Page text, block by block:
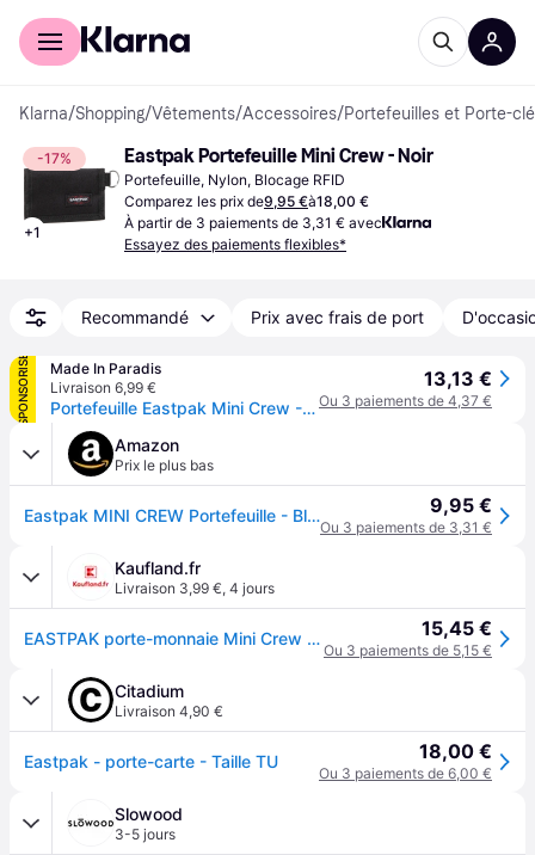
Acheter avec Klarna
Klarna/Shopping/Vêtements/Accessoires/Portefeuilles et Porte-
-17%
+1
Eastpak Portefeuille Mini Crew - Noir
Portefeuille, Nylon, Blocage RFID
Comparez les prix de9,95 €à18,00 €
À partir de 3 paiements de 3,31 € avec
Essayez des paiements flexibles*
Recommandé Prix avec frais de port
SPONSORISÉ
Made In Paradis
Livraison 6,99 €
Portefeuille Eastpak Mini Crew - Noir
13,13 €
Ou 3 paiements de 4,37 €
Amazon
Prix le plus bas
Eastpak MINI CREW Portefeuille - Black (Noir) 9,95 €
Ou 3 paiements de 3,31 €
Kaufland.fr
Livraison 3,99 €, 4 jours
EASTPAK porte-monnaie Mini Crew Wallet Black noir 15,45 €
Ou 3 paiements de 5,15 €
Citadium
Livraison 4,90 €
Eastpak - porte-carte - Taille TU 18,00 €
Ou 3 paiements de 6,00 €
Slowood
3-5 jours